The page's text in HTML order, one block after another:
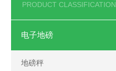
PRODUCT CLASSIFICATION
电子地磅
地磅秤